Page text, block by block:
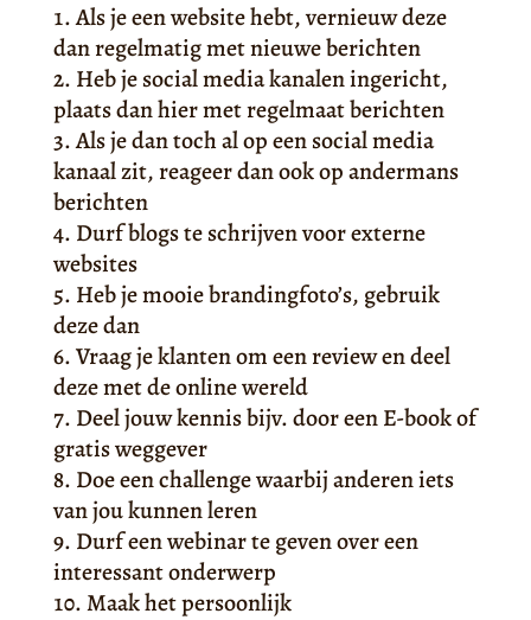
Als je een website hebt, vernieuw deze
dan regelmatig met nieuwe berichten
Heb je social media kanalen ingericht,
plaats dan hier met regelmaat berichten
Als je dan toch al op een social media
kanaal zit, reageer dan ook op andermans
berichten
Durf blogs te schrijven voor externe
websites
Heb je mooie brandingfoto’s, gebruik
deze dan
Vraag je klanten om een review en deel
deze met de online wereld
Deel jouw kennis bijv. door een E-book of
gratis weggever
Doe een challenge waarbij anderen iets
van jou kunnen leren
Durf een webinar te geven over een
interessant onderwerp
Maak het persoonlijk